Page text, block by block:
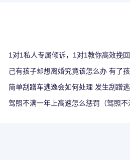
1对1私人专属倾诉，1对1教你高效挽
己有孩子却想离婚究竟该怎么办 有了
简单刮蹭车逃逸会如何处理 发生刮蹭
驾照不满一年上高速怎么惩罚（驾照不